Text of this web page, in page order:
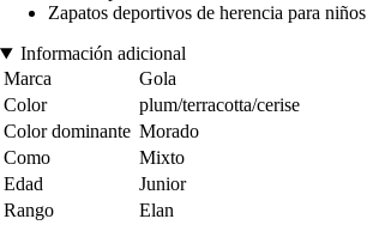
Zapatos deportivos de herencia para niños
Información adicional
Marca
Gola
Color
plum/terracotta/cerise
Color dominante Morado
Como
Mixto
Edad
Junior
Rango
Elan